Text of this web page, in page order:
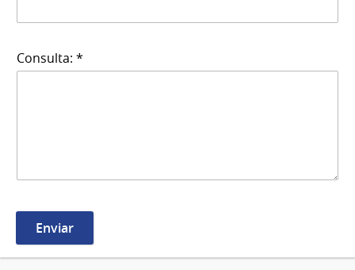
Consulta: *